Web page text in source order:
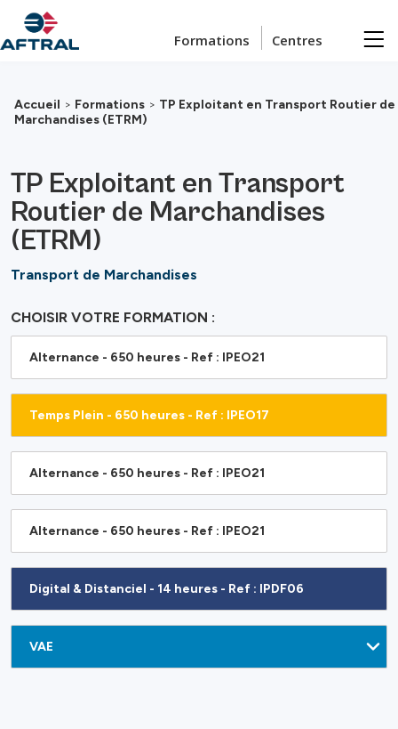
Passer au contenu principal
Formations Centres
Accueil > Formations > TP Exploitant en Transport Routier de
Marchandises (ETRM)
TP Exploitant en Transport
Routier de Marchandises
(ETRM)
Transport de Marchandises
CHOISIR VOTRE FORMATION :
Alternance - 650 heures - Ref : IPEO21
Temps Plein - 650 heures - Ref : IPEO17
Alternance - 650 heures - Ref : IPEO21
Alternance - 650 heures - Ref : IPEO21
Digital & Distanciel - 14 heures - Ref : IPDF06